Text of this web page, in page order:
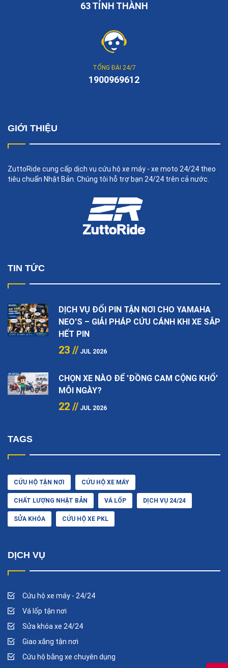
63 TỈNH THÀNH
TỔNG ĐÀI 24/7
1900969612
GIỚI THIỆU
ZuttoRide cung cấp dịch vụ cứu hộ xe máy - xe moto 24/24 theo
tiêu chuẩn Nhật Bản. Chúng tôi hỗ trợ bạn 24/24 trên cả nước.
TIN TỨC
DỊCH VỤ ĐỔI PIN TẬN NƠI CHO YAMAHA
NEO'S – GIẢI PHÁP CỨU CÁNH KHI XE SẮP
HẾT PIN
23 // JUL 2026
CHỌN XE NÀO ĐỂ 'ĐỒNG CAM CỘNG KHỔ'
MỖI NGÀY?
22 // JUL 2026
TAGS
CỨU HỘ TẬN NƠI CỨU HỘ XE MÁY
CHẤT LƯỢNG NHẬT BẢN VÁ LỐP DỊCH VỤ 24/24
SỬA KHÓA CỨU HỘ XE PKL
DỊCH VỤ
Cứu hộ xe máy - 24/24
Vá lốp tận nơi
Sửa khóa xe 24/24
Giao xăng tận nơi
Cứu hộ bằng xe chuyên dụng